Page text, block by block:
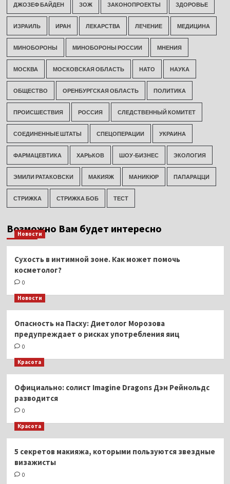
ДЖОЗЕФ БАЙДЕН ЗОЖ ЗАКОНОПРОЕКТЫ ЗДОРОВЬЕ
ИЗРАИЛЬ ИРАН ЛЕКАРСТВА ЛЕЧЕНИЕ МЕДИЦИНА
МИНОБОРОНЫ МИНОБОРОНЫ РОССИИ МНЕНИЯ
МОСКВА МОСКОВСКАЯ ОБЛАСТЬ НАТО НАУКА
ОБЩЕСТВО ОРЕНБУРГСКАЯ ОБЛАСТЬ ПОЛИТИКА
ПРОИСШЕСТВИЯ РОССИЯ СЛЕДСТВЕННЫЙ КОМИТЕТ
СОЕДИНЕННЫЕ ШТАТЫ СПЕЦОПЕРАЦИИ УКРАИНА
ФАРМАЦЕВТИКА ХАРЬКОВ ШОУ-БИЗНЕС ЭКОЛОГИЯ
ЭМИЛИ РАТАКОВСКИ МАКИЯЖ МАНИКЮР ПАПАРАЦЦИ
СТРИЖКА СТРИЖКА БОБ ТЕСТ
Возможно Вам будет интересно
Новости
Сухость в интимной зоне. Как может помочь
косметолог?
0
Новости
Опасность на Пасху: Диетолог Морозова
предупреждает о рисках употребления яиц
0
Красота
Официально: солист Imagine Dragons Дэн Рейнольдс
разводится
0
Красота
5 секретов макияжа, которыми пользуются звездные
визажисты
0